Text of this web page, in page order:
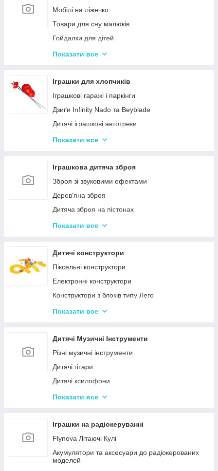
Стрибуни для дітей
Книги для підлітків
Енциклопедії для дітей
Мобілі на ліжечко
Товари для сну малюків
Гойдалки для дітей
Дитячі горщики
Розвиваючі килимки для немовлят
Нічні світильники для немовлят
Дитячий посуд
Дитяча гігієна та догляд
Дитяча безпека
Показати все
Іграшки для хлопчиків
Іграшкові гаражі і паркінги
Дзиґи Infinity Nado та Beyblade
Дитячі іграшкові автотреки
Іграшкова залізниця та потяги
Дитячий іграшковий інструмент
Іграшкові роботи-трансформери
Ігрові рольові набори для хлопчиків
Показати все
Іграшкова дитяча зброя
Зброя зі звуковими ефектами
Дерев'яна зброя
Дитяча зброя на пістонах
Дитячі водяні пістолети, автомати
Дитячі іграшкові луки, стріли, арбалети
Іграшкові пістолети
Дитячі пістолети, гвинтівки з м'якими кулями
Показати все
Дитячі конструктори
Піксельні конструктори
Електронні конструктори
Конструктори з блоків типу Лего
Конструктор для малюків з великими деталями
Тривимірні пазли-конструктори
Металеві конструктори
Показати все
Дитячі Музичні Інструменти
Різні музичні інструменти
Дитячі гітари
Дитячі ксилофони
Дитячі Синтезатори та Піаніно
Показати все
Іграшки на радіокеруванні
Flynova Літаючі Кулі
Акумулятори та аксесуари до радіокерованих
моделей